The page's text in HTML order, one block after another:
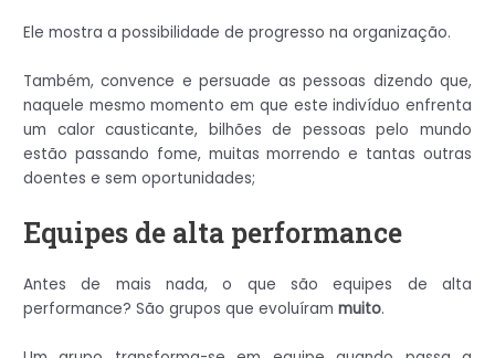
Ele mostra a possibilidade de progresso na organização.
Também, convence e persuade as pessoas dizendo que,
naquele mesmo momento em que este indivíduo enfrenta
um calor causticante, bilhões de pessoas pelo mundo
estão passando fome, muitas morrendo e tantas outras
doentes e sem oportunidades;
Equipes de alta performance
Antes de mais nada, o que são equipes de alta
performance? São grupos que evoluírammuito.